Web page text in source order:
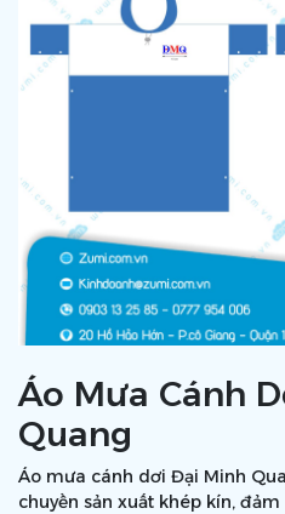
Áo Mưa Cánh
Quang
Áo mưa cánh dơi Đại Minh
chuyền sản xuất khép kín,